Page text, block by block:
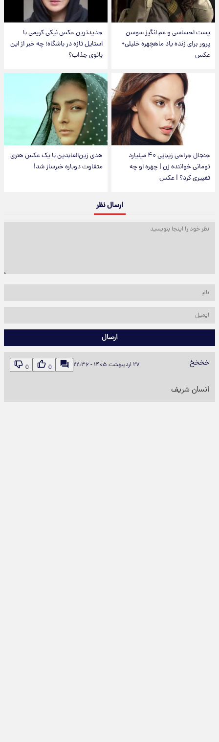
پست احساسی و غم انگیز سوسن
پرور برای زنده یاد ماهچهره خلیلی+
عکس
جدیدترین عکس نیکی کریمی با
استایل تازه در باشگاه؛ چه خبر از این
بانوی جذاب؟
جنجال جراحی زیبایی ۴۰ میلیارد
تومانی خواننده زن | چهره او چه
تغییری کرد؟ | عکس
هدی زین‌العابدین با یک عکس هنری
متفاوت دوباره خبرساز شد!
ارسال نظر
ارسال
خخخخ ۲۷ اردیبهشت ۱۴۰۵ - ۲۲:۳۶
انسان شریف